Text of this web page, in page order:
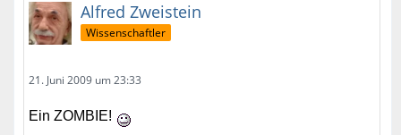
Alfred Zweistein
Wissenschaftler
21. Juni 2009 um 23:33
Ein ZOMBIE!